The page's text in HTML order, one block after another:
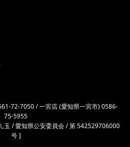
72-7050 / 一宮店 (愛知県一宮市) 0586-
75-5955
玉 / 愛知県公安委員会 / 第 542529706000
号 ]